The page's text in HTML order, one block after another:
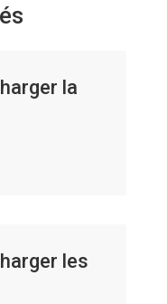
la
les